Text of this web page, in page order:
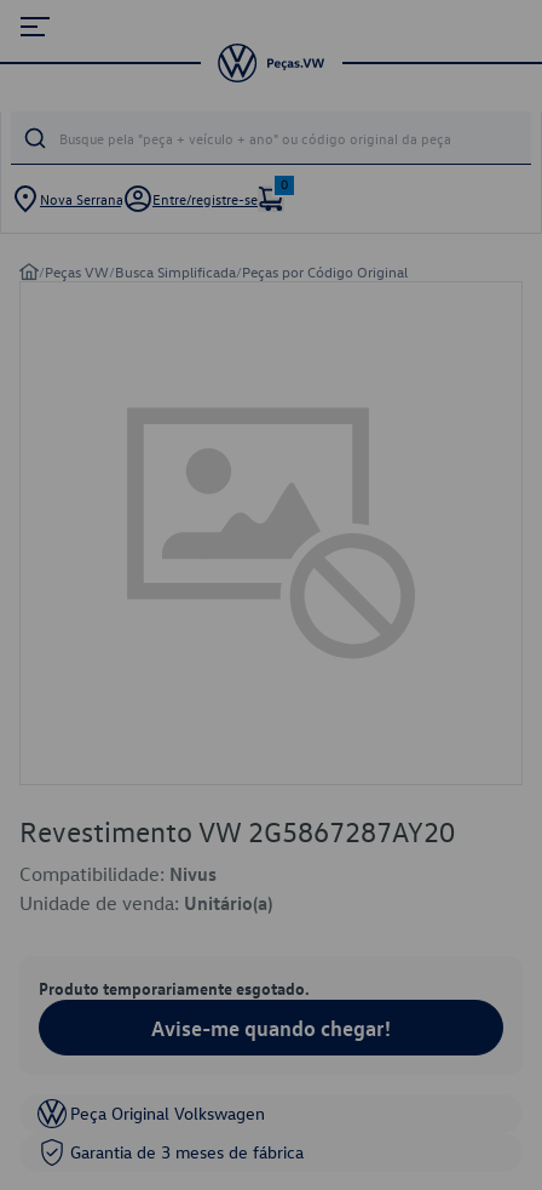
Nova Serrana Entre/registre-se
0
/Peças VW/Busca Simplificada/Peças por Código Original
Revestimento VW 2G5867287AY20
Compatibilidade: Nivus
Unidade de venda: Unitário(a)
Produto temporariamente esgotado.
Avise-me quando chegar!
Peça Original Volkswagen
Garantia de 3 meses de fábrica